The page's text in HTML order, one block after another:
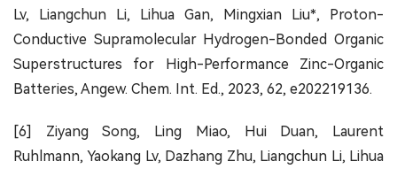
Lv, Liangchun Li, Lihua Gan, Mingxian Liu*, Proton-
Conductive Supramolecular Hydrogen-Bonded Organic
Superstructures for High-Performance Zinc-Organic
Batteries, Angew. Chem. Int. Ed., 2023, 62, e202219136.
[6] Ziyang Song, Ling Miao, Hui Duan, Laurent
Ruhlmann, Yaokang Lv, Dazhang Zhu, Liangchun Li, Lihua